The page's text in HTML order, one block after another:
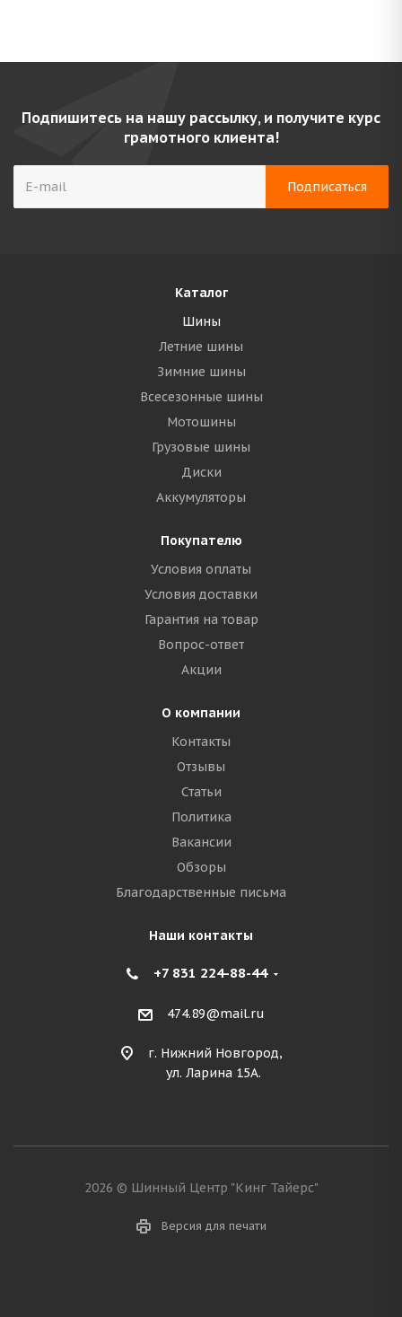
Подпишитесь на нашу рассылку, и получите курс
грамотного клиента!
Каталог
Шины
Летние шины
Зимние шины
Всесезонные шины
Мотошины
Грузовые шины
Диски
Аккумуляторы
Покупателю
Условия оплаты
Условия доставки
Гарантия на товар
Вопрос-ответ
Акции
О компании
Контакты
Отзывы
Статьи
Политика
Вакансии
Обзоры
Благодарственные письма
Наши контакты
+7 831 224-88-44
474.89@mail.ru
г. Нижний Новгород,
ул. Ларина 15А.
2026 © Шинный Центр "Кинг Тайерс"
Версия для печати